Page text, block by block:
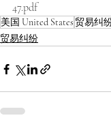
47.pdf
美国 United States 贸易纠
贸易纠纷